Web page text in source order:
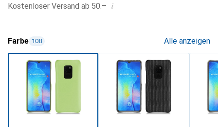
Kostenloser Versand ab 50.– i
Farbe 108 Alle anzeigen